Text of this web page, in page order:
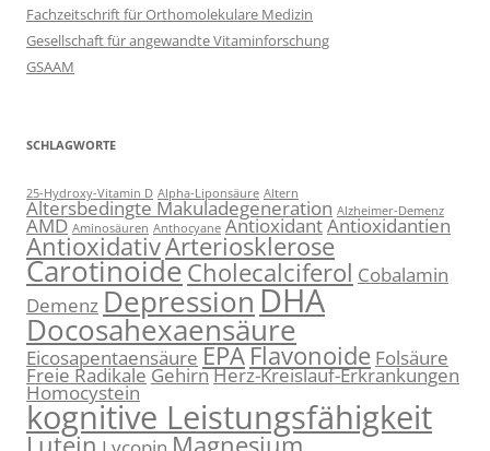
Fachzeitschrift für Orthomolekulare Medizin
Gesellschaft für angewandte Vitaminforschung
GSAAM
SCHLAGWORTE
25-Hydroxy-Vitamin D Alpha-Liponsäure Altern
Altersbedingte Makuladegeneration Alzheimer-Demenz
AMD Aminosäuren Anthocyane AntioxidantAntioxidantien
AntioxidativArteriosklerose
CarotinoideCholecalciferol Cobalamin
Demenz DepressionDHA
Docosahexaensäure
Eicosapentaensäure EPAFlavonoide Folsäure
Freie RadikaleGehirnHerz-Kreislauf-Erkrankungen
Homocystein
kognitive Leistungsfähigkeit